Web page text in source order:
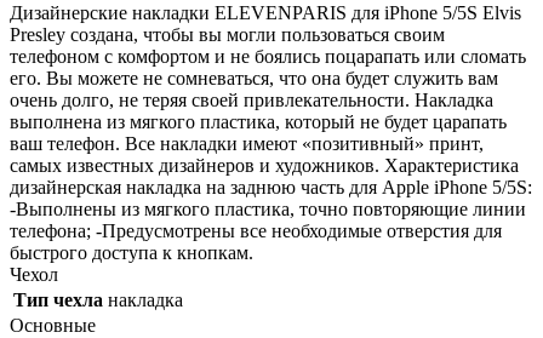
Дизайнерские накладки ELEVENPARIS для iPhone 5/5S Elvis
Presley создана, чтобы вы могли пользоваться своим
телефоном с комфортом и не боялись поцарапать или сломать
его. Вы можете не сомневаться, что она будет служить вам
очень долго, не теряя своей привлекательности. Накладка
выполнена из мягкого пластика, который не будет царапать
ваш телефон. Все накладки имеют «позитивный» принт,
самых известных дизайнеров и художников. Характеристика
дизайнерская накладка на заднюю часть для Apple iPhone 5/5S:
-Выполнены из мягкого пластика, точно повторяющие линии
телефона; -Предусмотрены все необходимые отверстия для
быстрого доступа к кнопкам.
Чехол
Тип чехла накладка
Основные